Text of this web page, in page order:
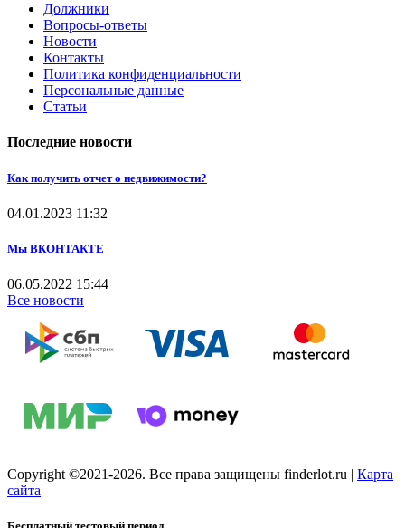
Должники
Вопросы-ответы
Новости
Контакты
Политика конфиденциальности
Персональные данные
Статьи
Последние новости
Как получить отчет о недвижимости?
04.01.2023 11:32
Мы ВКОНТАКТЕ
06.05.2022 15:44
Все новости
Copyright ©2021-2026. Все права защищены finderlot.ru | Карта
сайта